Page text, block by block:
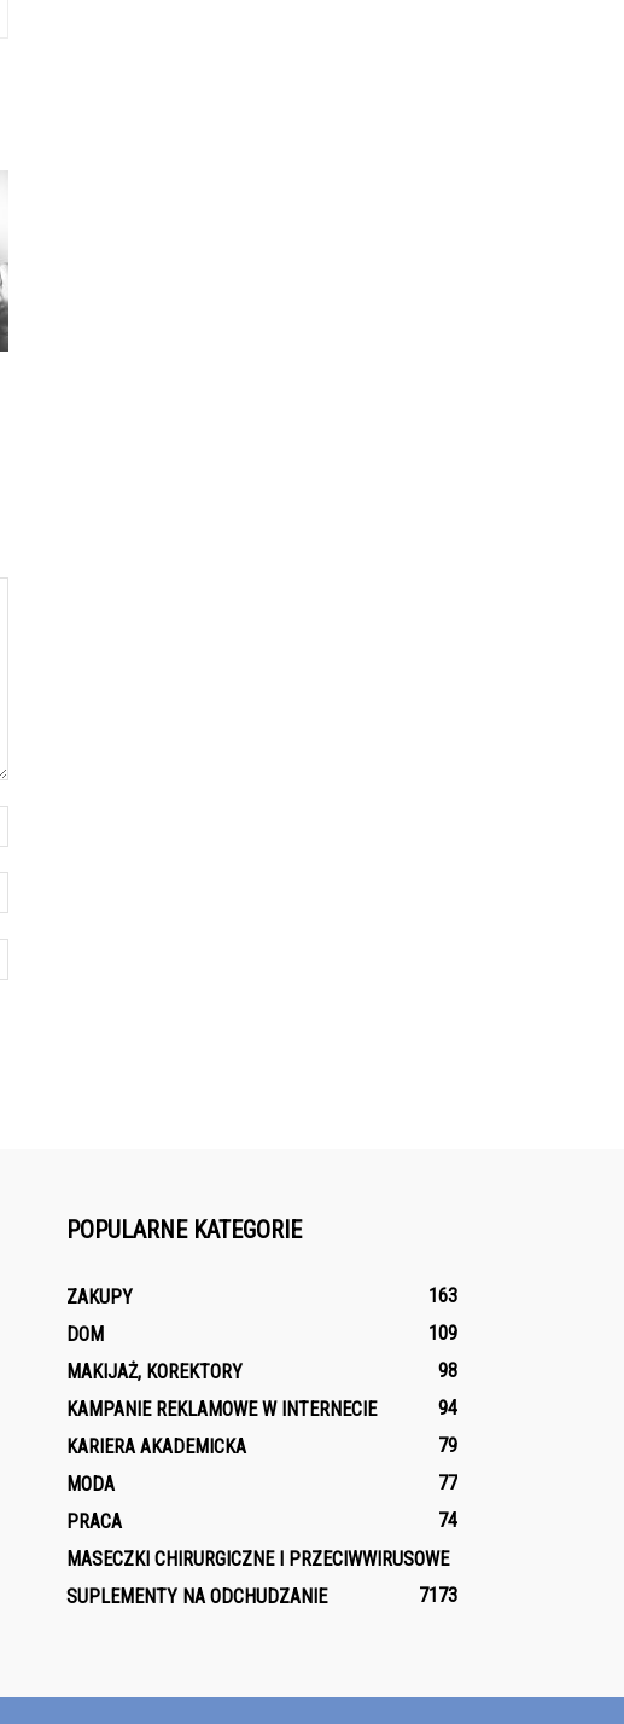
POPULARNE KATEGORIE
ZAKUPY
163
DOM
109
MAKIJAŻ, KOREKTORY
98
KAMPANIE REKLAMOWE W INTERNECIE
94
KARIERA AKADEMICKA
79
MODA
77
PRACA
74
MASECZKI CHIRURGICZNE I PRZECIWWIRUSOWE
73
SUPLEMENTY NA ODCHUDZANIE 71